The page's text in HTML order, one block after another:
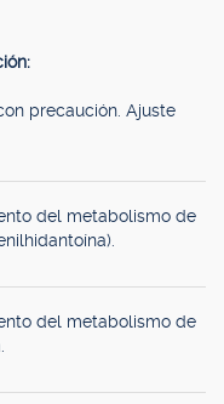
precaución. Ajuste
del metabolismo de
del metabolismo de